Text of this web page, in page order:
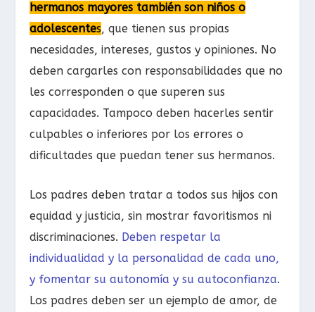
hermanos mayores también son niños o
adolescentes, que tienen sus propias
necesidades, intereses, gustos y opiniones. No
deben cargarles con responsabilidades que no
les corresponden o que superen sus
capacidades. Tampoco deben hacerles sentir
culpables o inferiores por los errores o
dificultades que puedan tener sus hermanos.
Los padres deben tratar a todos sus hijos con
equidad y justicia, sin mostrar favoritismos ni
discriminaciones. Deben respetar la
individualidad y la personalidad de cada uno,
y fomentar su autonomía y su autoconfianza.
Los padres deben ser un ejemplo de amor, de